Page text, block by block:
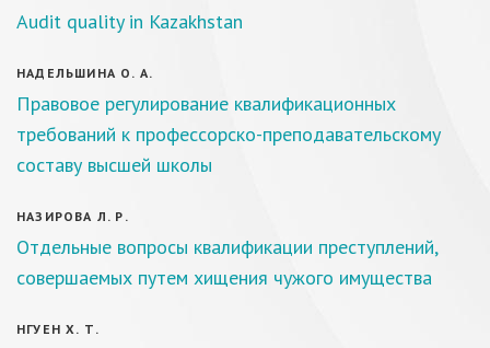
Audit quality in Kazakhstan
НАДЕЛЬШИНА О. А.
Правовое регулирование квалификационных
требований к профессорско-преподавательскому
составу высшей школы
НАЗИРОВА Л. Р.
Отдельные вопросы квалификации преступлений,
совершаемых путем хищения чужого имущества
НГУЕН Х. Т.